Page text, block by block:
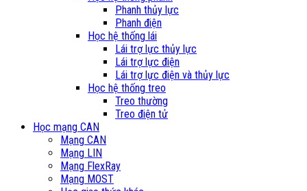
Phanh thủy lực
Phanh điện
Học hệ thống lái
Lái trợ lực thủy lực
Lái trợ lực điện
Lái trợ lực điện và thủy lực
Học hệ thống treo
Treo thường
Treo điện tử
Học mạng CAN
Mạng CAN
Mạng LIN
Mạng FlexRay
Mạng MOST